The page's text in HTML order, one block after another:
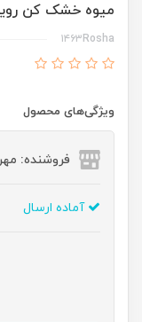
میوه خشک کن رویال
۱۴۶۳Rosha
ویژگی‌های محصول
فروشنده:
آماده ارسال